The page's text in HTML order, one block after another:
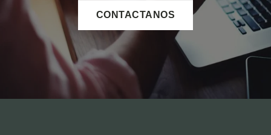
CONTACTANOS